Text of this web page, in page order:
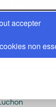
accepter
non
thermal des
thermal de
en Languedoc-